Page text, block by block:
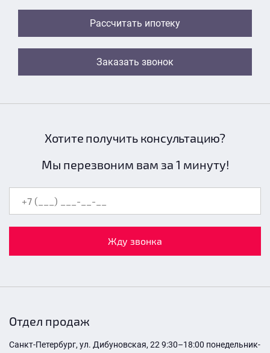
Рассчитать ипотеку
Заказать звонок
Хотите получить консультацию?
Мы перезвоним вам за 1 минуту!
Жду звонка
Отдел продаж
Санкт-Петербург, ул. Дибуновская, 22 9:30–18:00 понедельник-